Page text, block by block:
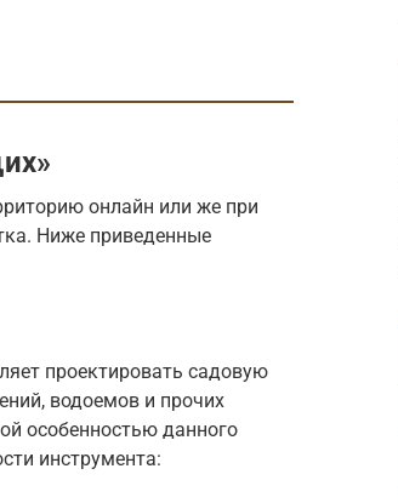
онлайн или же при
Ниже приведенные
проектировать садовую
водоемов и прочих
особенностью данного
инструмента: